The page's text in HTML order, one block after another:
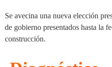
Se avecina una nueva elección
de gobierno presentados hasta la
construcción.